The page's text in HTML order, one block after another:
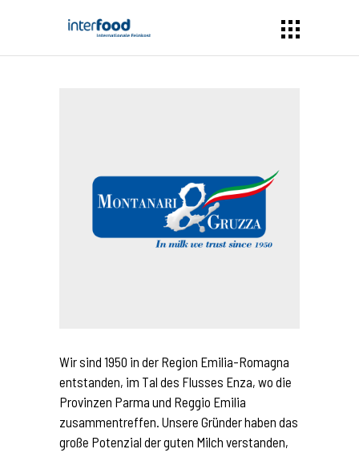
Wir sind 1950 in der Region Emilia-Romagna
entstanden, im Tal des Flusses Enza, wo die
Provinzen Parma und Reggio Emilia
zusammentreffen. Unsere Gründer haben das
große Potenzial der guten Milch verstanden,